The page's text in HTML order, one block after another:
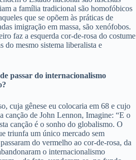
a família tradicional são homofóbicos
que se opõem às práticas de
imigração em massa, são xenófobos.
faz a esquerda cor-de-rosa do costume
do mesmo sistema liberalista e
passar do internacionalismo
cuja gênese eu colocaria em 68 e cujo
canção de John Lennon, Imagine: “E o
canção é o sonho do globalismo. O
triunfa um único mercado sem
do vermelho ao cor-de-rosa, da
o internacionalismo